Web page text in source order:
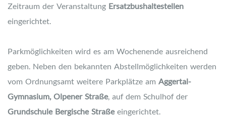
Zeitraum der Veranstaltung Ersatzbushaltestellen
eingerichtet.
Parkmöglichkeiten wird es am Wochenende ausreichend
geben. Neben den bekannten Abstellmöglichkeiten werden
vom Ordnungsamt weitere Parkplätze am Aggertal-
Gymnasium, Olpener Straße, auf dem Schulhof der
Grundschule Bergische Straßeeingerichtet.